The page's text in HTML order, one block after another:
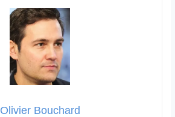
Olivier Bouchard